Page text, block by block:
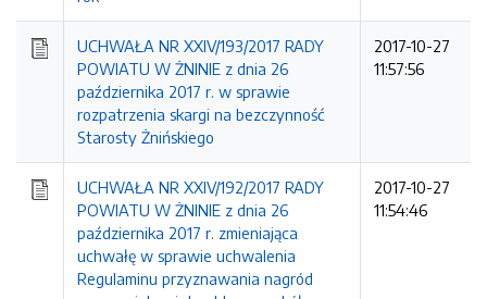
UCHWAŁA NR XXIV/193/2017 RADY
POWIATU W ŻNINIE z dnia 26
października 2017 r. w sprawie
rozpatrzenia skargi na bezczynność
Starosty Żnińskiego
2017-10-27
11:57:56
UCHWAŁA NR XXIV/192/2017 RADY
POWIATU W ŻNINIE z dnia 26
października 2017 r. zmieniająca
uchwałę w sprawie uchwalenia
Regulaminu przyznawania nagród
2017-10-27
11:54:46